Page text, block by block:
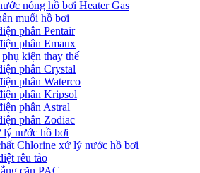
nóng hồ bơi Heater Gas
muối hồ bơi
phân Pentair
phân Emaux
phụ kiện thay thế
phân Crystal
phân Waterco
phân Kripsol
phân Astral
phân Zodiac
lý nước hồ bơi
Chlorine xử lý nước hồ bơi
rêu tảo
cặn PAC